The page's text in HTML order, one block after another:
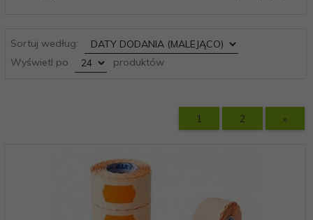
Sortuj według:
sort
Wyświetl po
pop produktów
1 2 »